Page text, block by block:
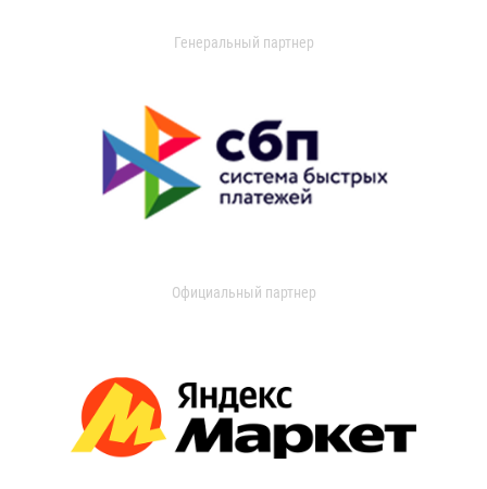
Генеральный партнер
Официальный партнер